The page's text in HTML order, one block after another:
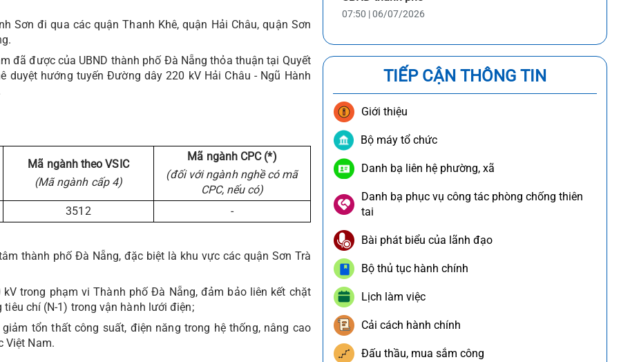
Sơn đi qua các quận Thanh Khê, quận Hải Châu, quận Sơn
đã được của UBND thành phố Đà Nẵng thỏa thuận tại Quyết
duyệt hướng tuyến Đường dây 220 kV Hải Châu - Ngũ Hành
Mã ngành theo VSIC
(Mã ngành cấp 4)
Mã ngành CPC (*)
(đối với ngành nghề có mã
CPC, nếu có)
3512
-
thành phố Đà Nẵng, đặc biệt là khu vực các quận Sơn Trà
trong phạm vi Thành phố Đà Nẵng, đảm bảo liên kết chặt
chí (N-1) trong vận hành lưới điện;
tổn thất công suất, điện năng trong hệ thống, nâng cao
Việt Nam.
07:50 | 06/07/2026
TIẾP CẬN THÔNG TIN
Giới thiệu
Bộ máy tổ chức
Danh bạ liên hệ phường, xã
Danh bạ phục vụ công tác phòng chống thiên
tai
Bài phát biểu của lãnh đạo
Bộ thủ tục hành chính
Lịch làm việc
Cải cách hành chính
Đấu thầu, mua sắm công